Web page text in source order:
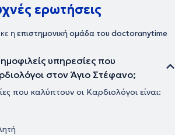
ερωτήσεις
η επιστημονική ομάδα του doctoranytime
υπηρεσίες που
στον Άγιο Στέφανο;
που καλύπτουν οι Καρδιολόγοι είναι: